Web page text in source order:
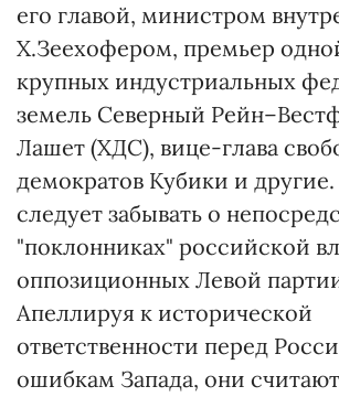
его главой, министром
Х.Зеехофером, премьер
крупных индустриальных
земель Северный
Лашет (ХДС), вице-глава
демократов Кубики и
следует забывать о
"поклонниках" российской
оппозиционных Левой
Апеллируя к исторической
ответственности перед
ошибкам Запада, они считают